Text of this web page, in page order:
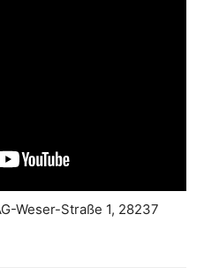
Weser-Straße 1, 28237